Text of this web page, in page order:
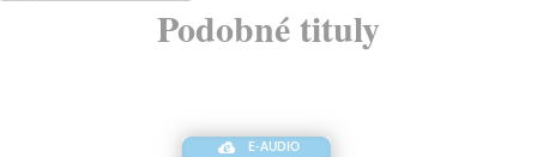
Podobné tituly
E-AUDIO